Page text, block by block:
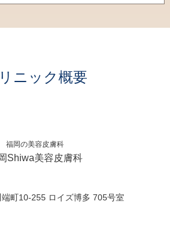
ニック概要
福岡の美容皮膚科
Shiwa美容皮膚科
町10-255 ロイズ博多 705号室